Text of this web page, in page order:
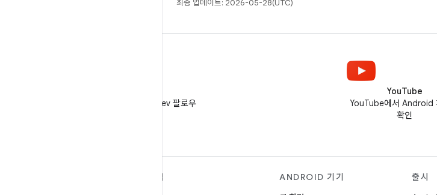
최종 업데이트: 2026-05-28(UTC)
X에서 @AndroidDev 팔로우
YouTube
YouTube에서 Android
확인
탐색
ANDROID 기기
출시